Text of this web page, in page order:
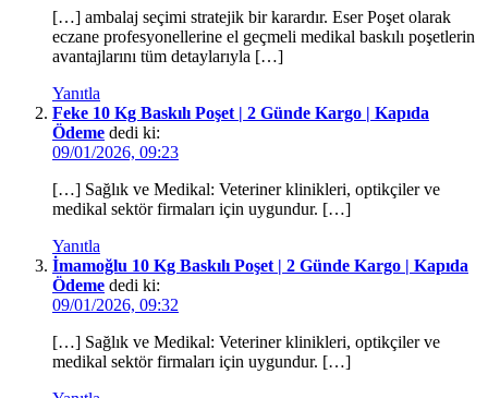
[…] ambalaj seçimi stratejik bir karardır. Eser Poşet olarak
eczane profesyonellerine el geçmeli medikal baskılı poşetlerin
avantajlarını tüm detaylarıyla […]
Yanıtla
Feke 10 Kg Baskılı Poşet | 2 Günde Kargo | Kapıda
Ödeme dedi ki:
09/01/2026, 09:23
[…] Sağlık ve Medikal: Veteriner klinikleri, optikçiler ve
medikal sektör firmaları için uygundur. […]
Yanıtla
İmamoğlu 10 Kg Baskılı Poşet | 2 Günde Kargo | Kapıda
Ödeme dedi ki:
09/01/2026, 09:32
[…] Sağlık ve Medikal: Veteriner klinikleri, optikçiler ve
medikal sektör firmaları için uygundur. […]